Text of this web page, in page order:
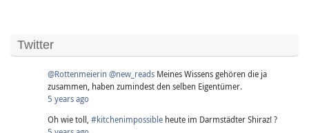
Twitter
@Rottenmeierin @new_reads Meines Wissens gehören die ja
zusammen, haben zumindest den selben Eigentümer.
5 years ago
Oh wie toll, #kitchenimpossible heute im Darmstädter Shiraz! ?